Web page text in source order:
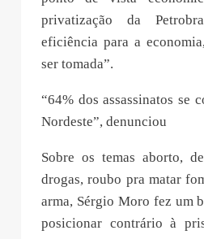
privatização da
eficiência para a
ser tomada”.
“64% dos assassinatos se
Nordeste”, denunciou
Sobre os temas aborto,
drogas, roubo pra matar
arma, Sérgio Moro fez um
posicionar contrário à